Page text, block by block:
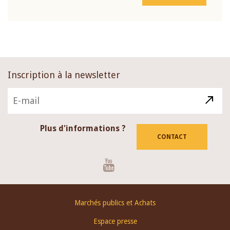
Inscription à la newsletter
Plus d'informations ?
CONTACT
Marchés publics et Achats
Espace presse